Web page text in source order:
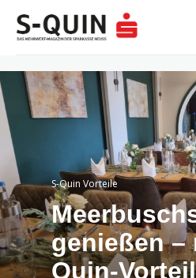
S-Quin Vorteile
genießen –
Quin-Vorteil